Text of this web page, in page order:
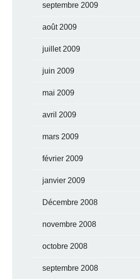
septembre 2009
août 2009
juillet 2009
juin 2009
mai 2009
avril 2009
mars 2009
février 2009
janvier 2009
Décembre 2008
novembre 2008
octobre 2008
septembre 2008